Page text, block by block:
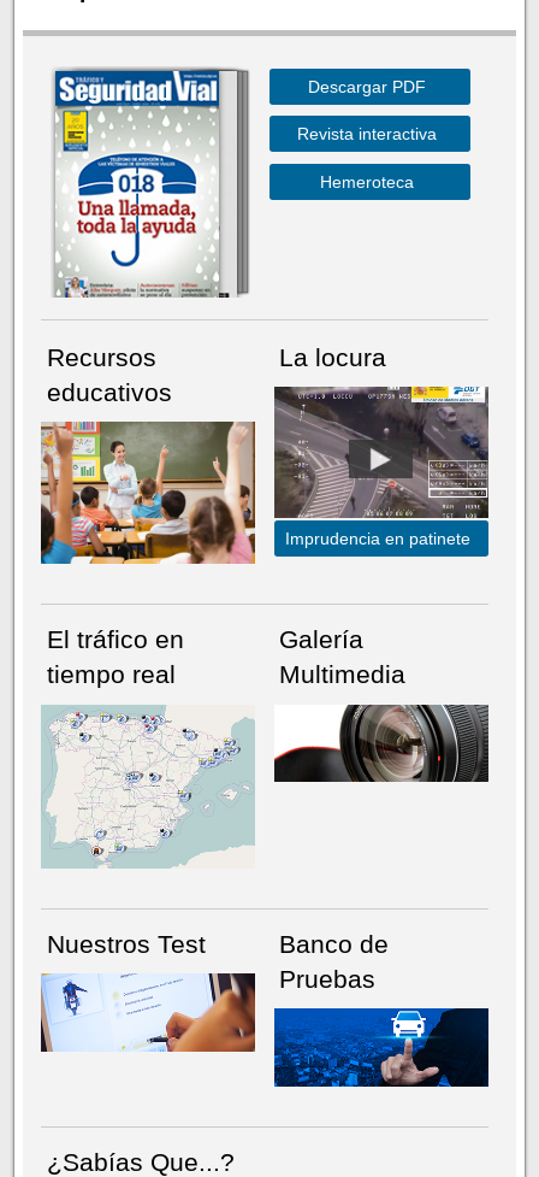
NÚMERO ACTUALHEMEROTECA
Descargar PDF
Revista interactiva
Hemeroteca
Recursos
educativos
La locura
Imprudencia en patinete
El tráfico en
tiempo real
Galería
Multimedia
Nuestros Test
Banco de
Pruebas
¿Sabías Que...?